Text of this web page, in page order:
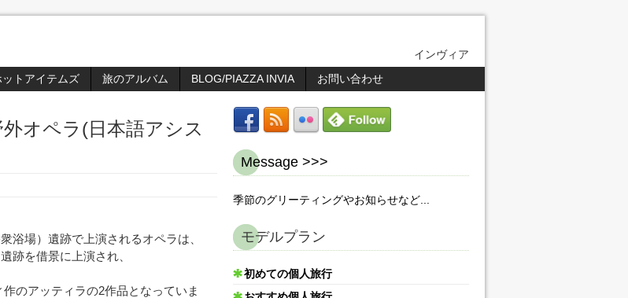
インヴィア
ットアイテムズ 旅のアルバム BLOG/PIAZZA INVIA お問い合わせ
オペラ(日本語アシス
浴場）遺跡で上演されるオペラは、
跡を借景に上演され、
のアッティラの2作品となっていま
Message >>>
季節のグリーティングやお知らせなど...
モデルプラン
初めての個人旅行